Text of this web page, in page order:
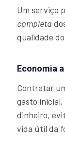
Um serviço
completa
qualidade
Economia
Contratar
gasto inicial,
dinheiro,
vida útil da